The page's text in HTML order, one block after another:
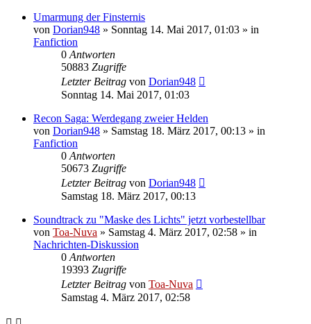
Umarmung der Finsternis
von Dorian948 » Sonntag 14. Mai 2017, 01:03 » in
Fanfiction
0 Antworten
50883 Zugriffe
Letzter Beitrag von Dorian948
Sonntag 14. Mai 2017, 01:03
Recon Saga: Werdegang zweier Helden
von Dorian948 » Samstag 18. März 2017, 00:13 » in
Fanfiction
0 Antworten
50673 Zugriffe
Letzter Beitrag von Dorian948
Samstag 18. März 2017, 00:13
Soundtrack zu "Maske des Lichts" jetzt vorbestellbar
von Toa-Nuva » Samstag 4. März 2017, 02:58 » in
Nachrichten-Diskussion
0 Antworten
19393 Zugriffe
Letzter Beitrag von Toa-Nuva
Samstag 4. März 2017, 02:58